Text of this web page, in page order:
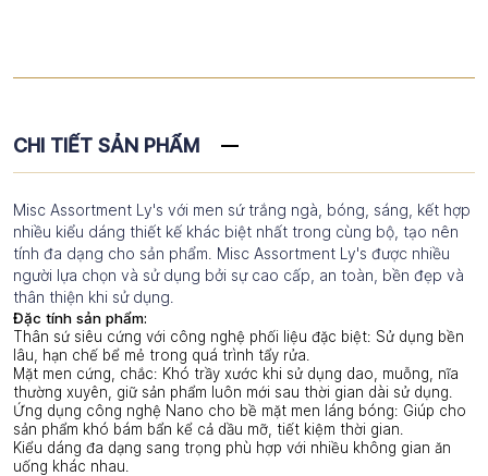
CHI TIẾT SẢN PHẨM
Misc Assortment Ly's với men sứ trắng ngà, bóng, sáng, kết hợp
nhiều kiểu dáng thiết kế khác biệt nhất trong cùng bộ, tạo nên
tính đa dạng cho sản phẩm. Misc Assortment Ly's được nhiều
người lựa chọn và sử dụng bởi sự cao cấp, an toàn, bền đẹp và
thân thiện khi sử dụng.
Đặc tính sản phẩm:
Thân sứ siêu cứng với công nghệ phối liệu đặc biệt: Sử dụng bền
lâu, hạn chế bể mẻ trong quá trình tẩy rửa.
Mặt men cứng, chắc: Khó trầy xước khi sử dụng dao, muỗng, nĩa
thường xuyên, giữ sản phẩm luôn mới sau thời gian dài sử dụng.
Ứng dụng công nghệ Nano cho bề mặt men láng bóng: Giúp cho
sản phẩm khó bám bẩn kể cả dầu mỡ, tiết kiệm thời gian.
Kiểu dáng đa dạng sang trọng phù hợp với nhiều không gian ăn
uống khác nhau.